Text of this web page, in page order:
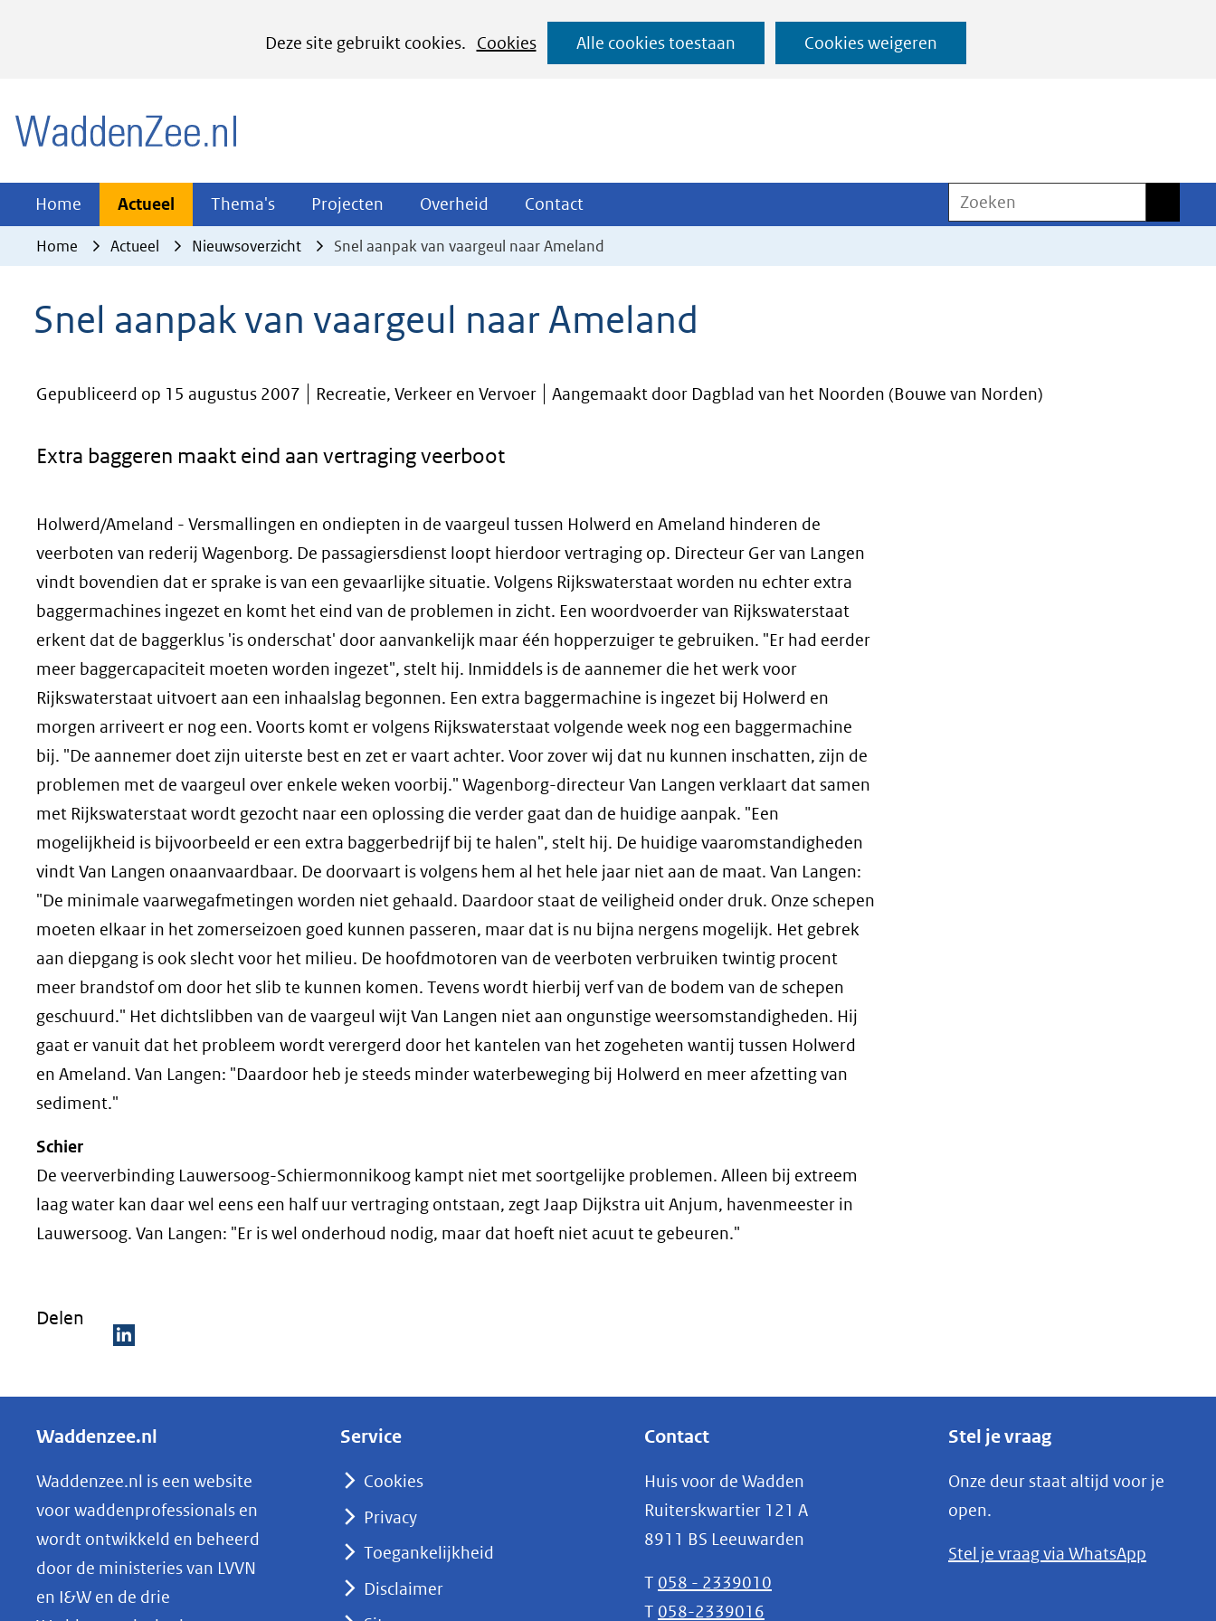
Deze site gebruikt cookies.
Cookies
het
cookies
website
worden
Alle cookies toestaan Cookies weigeren
Ga
naar
Home Actueel Actueel
Uitklappen
Thema's Thema's
Uitklappen
Projecten Projecten
Uitklappen
Overheid Overheid
Uitklappen
Contact
Uitklappen
Zoeken
Home Actueel Nieuwsoverzicht Snel aanpak van vaargeul naar Ameland
Snel aanpak van vaargeul naar Ameland
Gepubliceerd op 15 augustus 2007 Recreatie, Verkeer en Vervoer Aangemaakt door Dagblad van het Noorden (Bouwe van Norden)
Extra baggeren maakt eind aan vertraging veerboot
Holwerd/Ameland - Versmallingen en ondiepten in de vaargeul tussen Holwerd en Ameland hinderen de
veerboten van rederij Wagenborg. De passagiersdienst loopt hierdoor vertraging op. Directeur Ger van Langen
vindt bovendien dat er sprake is van een gevaarlijke situatie. Volgens Rijkswaterstaat worden nu echter extra
baggermachines ingezet en komt het eind van de problemen in zicht. Een woordvoerder van Rijkswaterstaat
erkent dat de baggerklus 'is onderschat' door aanvankelijk maar één hopperzuiger te gebruiken. "Er had eerder
meer baggercapaciteit moeten worden ingezet", stelt hij. Inmiddels is de aannemer die het werk voor
Rijkswaterstaat uitvoert aan een inhaalslag begonnen. Een extra baggermachine is ingezet bij Holwerd en
morgen arriveert er nog een. Voorts komt er volgens Rijkswaterstaat volgende week nog een baggermachine
bij. "De aannemer doet zijn uiterste best en zet er vaart achter. Voor zover wij dat nu kunnen inschatten, zijn de
problemen met de vaargeul over enkele weken voorbij." Wagenborg-directeur Van Langen verklaart dat samen
met Rijkswaterstaat wordt gezocht naar een oplossing die verder gaat dan de huidige aanpak. "Een
mogelijkheid is bijvoorbeeld er een extra baggerbedrijf bij te halen", stelt hij. De huidige vaaromstandigheden
vindt Van Langen onaanvaardbaar. De doorvaart is volgens hem al het hele jaar niet aan de maat. Van Langen:
"De minimale vaarwegafmetingen worden niet gehaald. Daardoor staat de veiligheid onder druk. Onze schepen
moeten elkaar in het zomerseizoen goed kunnen passeren, maar dat is nu bijna nergens mogelijk. Het gebrek
aan diepgang is ook slecht voor het milieu. De hoofdmotoren van de veerboten verbruiken twintig procent
meer brandstof om door het slib te kunnen komen. Tevens wordt hierbij verf van de bodem van de schepen
geschuurd." Het dichtslibben van de vaargeul wijt Van Langen niet aan ongunstige weersomstandigheden. Hij
gaat er vanuit dat het probleem wordt verergerd door het kantelen van het zogeheten wantij tussen Holwerd
en Ameland. Van Langen: "Daardoor heb je steeds minder waterbeweging bij Holwerd en meer afzetting van
sediment."
Schier
De veerverbinding Lauwersoog-Schiermonnikoog kampt niet met soortgelijke problemen. Alleen bij extreem
laag water kan daar wel eens een half uur vertraging ontstaan, zegt Jaap Dijkstra uit Anjum, havenmeester in
Lauwersoog. Van Langen: "Er is wel onderhoud nodig, maar dat hoeft niet acuut te gebeuren."
Delen
e
e
n
o
p
L
Waddenzee.nl
Waddenzee.nl is een website
voor waddenprofessionals en
wordt ontwikkeld en beheerd
door de ministeries van LVVN
en I&W en de drie
Service
Cookies
Privacy
Toegankelijkheid
Disclaimer
Contact
Huis voor de Wadden
Ruiterskwartier 121 A
8911 BS Leeuwarden
T 058 - 2339010
T 058-2339016
Stel je vraag
Onze deur staat altijd voor je
open.
Stel je vraag via WhatsApp